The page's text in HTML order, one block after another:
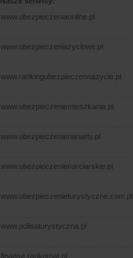
www.ubezpieczeniaonline.pl
www.ubezpieczeniazyciowe.pl
www.rankingubezpieczennazycie.pl
www.ubezpieczeniemieszkania.pl
www.ubezpieczenienanarty.pl
www.ubezpieczenienarciarskie.pl
www.ubezpieczenieturystyczne.com.pl
www.polisaturystyczna.pl
finanse.rankomat.pl